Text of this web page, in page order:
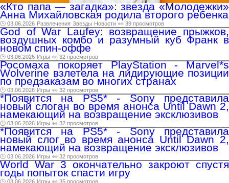
«Кто папа — загадка»: звезда «Молодежки»
Анна Михайловская родила второго ребенка
🕑 03.06.2026 Развлечения Звезды Новости 👀 39 просмотров
God of War Laufey: возвращение прыжков,
воздушных комбо и разумный куб Франк в
новом спин-оффе
🕑 03.06.2026 Игры 👀 32 просмотров
Росомаха покоряет PlayStation - Marvel*s
Wolverine взлетела на лидирующие позиции
по предзаказам во многих странах
🕑 03.06.2026 Игры 👀 32 просмотров
*Появится на PS5* - Sony представила
новый слоган во время анонса Until Dawn 2,
намекающий на возвращение эксклюзивов
🕑 03.06.2026 Игры 👀 32 просмотров
*Появится на PS5* - Sony представила
новый слог во время анонса Until Dawn 2,
намекающий на возвращение эксклюзивов
🕑 03.06.2026 Игры 👀 32 просмотров
World War 3 окончательно закроют спустя
годы попыток спасти игру
🕑 03.06.2026 Игры 👀 35 просмотров